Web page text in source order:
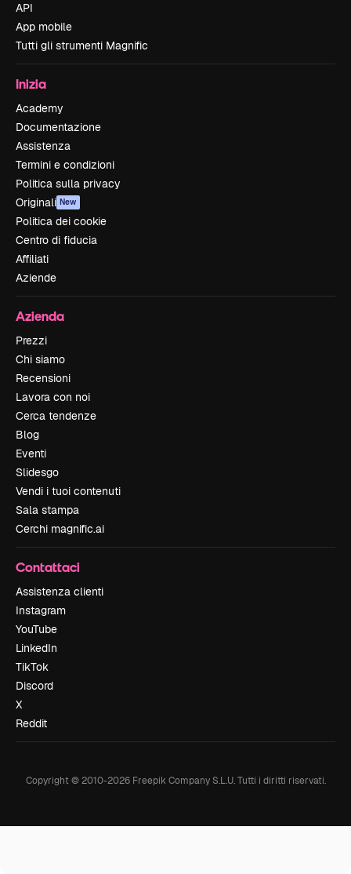
API
App mobile
Tutti gli strumenti Magnific
Inizia
Academy
Documentazione
Assistenza
Termini e condizioni
Politica sulla privacy
Originali New
Politica dei cookie
Centro di fiducia
Affiliati
Aziende
Azienda
Prezzi
Chi siamo
Recensioni
Lavora con noi
Cerca tendenze
Blog
Eventi
Slidesgo
Vendi i tuoi contenuti
Sala stampa
Cerchi magnific.ai
Contattaci
Assistenza clienti
Instagram
YouTube
LinkedIn
TikTok
Discord
X
Reddit
Copyright © 2010-2026Freepik Company S.L.U. Tutti i diritti riservati.